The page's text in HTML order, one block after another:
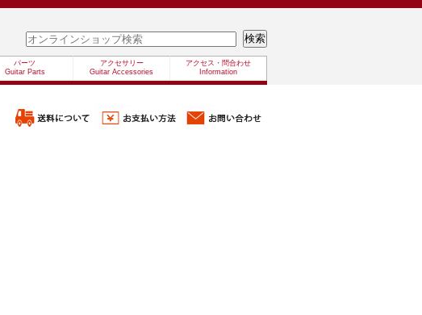
パーツ
Guitar Parts
アクセサリー
Guitar Accessories
アクセス・問合わせ
Information